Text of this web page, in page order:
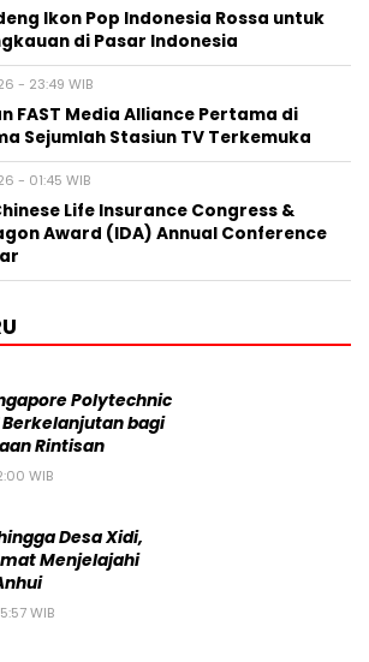
Ikon Pop Indonesia Rossa untuk
di Pasar Indonesia
- 23:49 WIB
FAST Media Alliance Pertama di
Sejumlah Stasiun TV Terkemuka
- 01:45 WIB
Life Insurance Congress &
Award (IDA) Annual Conference
Polytechnic
bagi
Rintisan
WIB
Desa Xidi,
Menjelajahi
WIB